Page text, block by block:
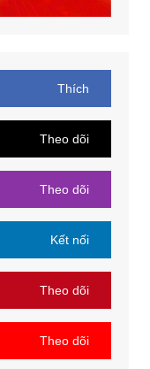
Thích
Theo dõi
Theo dõi
Kết nối
Theo dõi
Theo dõi